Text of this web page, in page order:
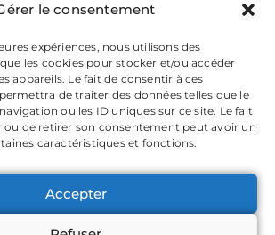
le consentement
expériences, nous utilisons des
les cookies pour stocker et/ou accéder
appareils. Le fait de consentir à ces
de traiter des données telles que le
ou les ID uniques sur ce site. Le fait
ou de retirer son consentement peut avoir un
caractéristiques et fonctions.
Accepter
Avis clients
Restons connectés !